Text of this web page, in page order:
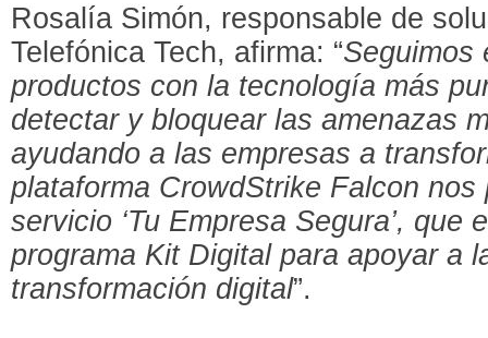
Rosalía Simón, responsable de
Telefónica Tech, afirma: “Seguimos
productos con la tecnología más
detectar y bloquear las amenazas
ayudando a las empresas a
plataforma CrowdStrike Falcon
servicio ‘Tu Empresa Segura’, que
programa Kit Digital para apoyar a
transformación digital”.